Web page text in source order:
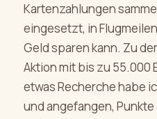
Kartenzahlungen
eingesetzt, in
Geld sparen kann. Zu
Aktion mit bis zu 55.000
etwas Recherche habe
und angefangen,